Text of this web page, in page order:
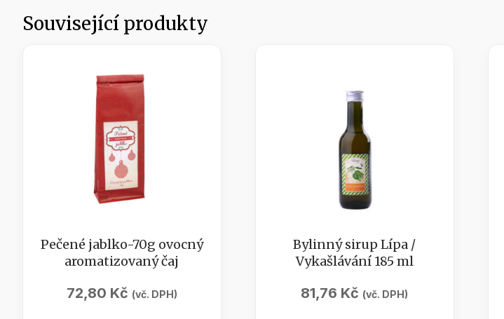
Související produkty
Pečené jablko-70g ovocný
aromatizovaný čaj
72,80 Kč (vč. DPH)
Bylinný sirup Lípa /
Vykašlávání 185 ml
81,76 Kč (vč. DPH)